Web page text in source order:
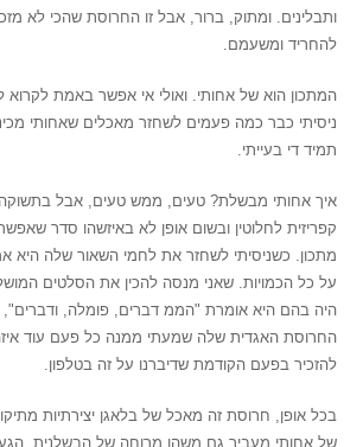
ותבלינים. ומתוק, ברור, אבל זו החרוסת שהכי לא
להחריד ומשעמם.
המתכון הוא של אחותי. ואולי אי אפשר באמת לקרוא
ניסיתי כבר כמה פעמים לשחזר מאכלים שאחותי
תמיד די בעייתי.
איך אחותי מבשלת? טעים, ממש טעים, אבל בתשוקה,
קפריזית לחלוטין ובשום אופן לא באיזשהו סדר
מתכון. כשניסיתי לשחזר את לחמי השאור שלה היא
על כל הכמויות. שאני מנסה להכין את הסלטים
היה בהם היא אומרת "הממ דברים, פומלה, ודברים",
החרוסת האגדית שלה שמעתי ממנה כל פעם עוד
להזכיר בפעם הקודמת שדיברנו על זה בטלפון.
בכל אופן, חרוסת זה מאכל של בלאגן יצירתיות
של אחותי מעביר גם משהו מרוחה של הבשלנית.